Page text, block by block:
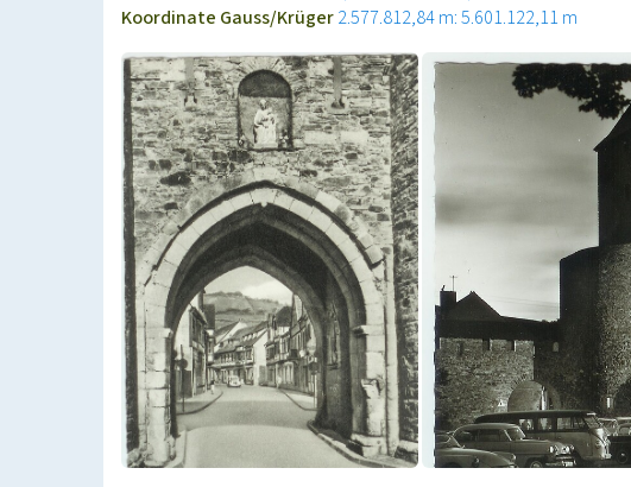
Koordinate Gauss/Krüger2.577.812,84 m: 5.601.122,11 m